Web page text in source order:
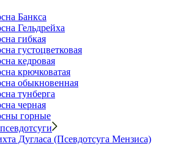
Банкса
Гельдрейха
гибкая
густоцветковая
кедровая
крючковатая
обыкновенная
тунберга
черная
горные
Дугласа (Псевдотсуга Мензиса)